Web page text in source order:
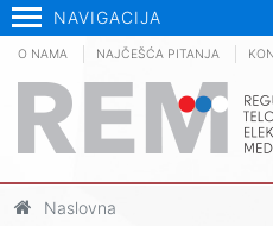
NAVIGACIJA
O NAMA NAJČEŠĆA PITANJA
Naslovna